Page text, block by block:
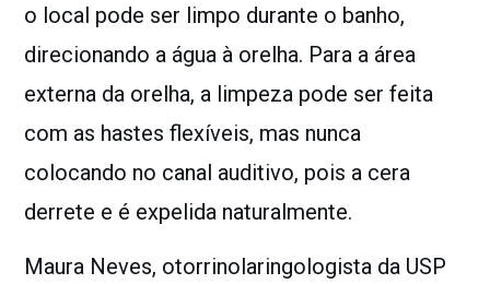
o local pode ser limpo durante o banho,
direcionando a água à orelha. Para a área
externa da orelha, a limpeza pode ser feita
com as hastes flexíveis, mas nunca
colocando no canal auditivo, pois a cera
derrete e é expelida naturalmente.
Maura Neves, otorrinolaringologista da USP